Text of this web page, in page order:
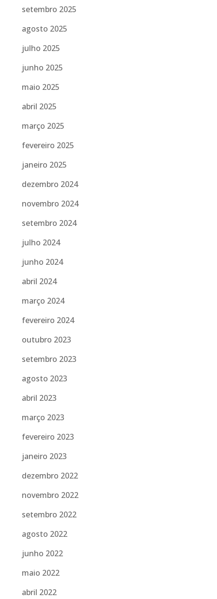
setembro 2025
agosto 2025
julho 2025
junho 2025
maio 2025
abril 2025
março 2025
fevereiro 2025
janeiro 2025
dezembro 2024
novembro 2024
setembro 2024
julho 2024
junho 2024
abril 2024
março 2024
fevereiro 2024
outubro 2023
setembro 2023
agosto 2023
abril 2023
março 2023
fevereiro 2023
janeiro 2023
dezembro 2022
novembro 2022
setembro 2022
agosto 2022
junho 2022
maio 2022
abril 2022